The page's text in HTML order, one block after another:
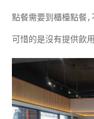
點餐需要到櫃檯點餐
可惜的是沒有提供飲